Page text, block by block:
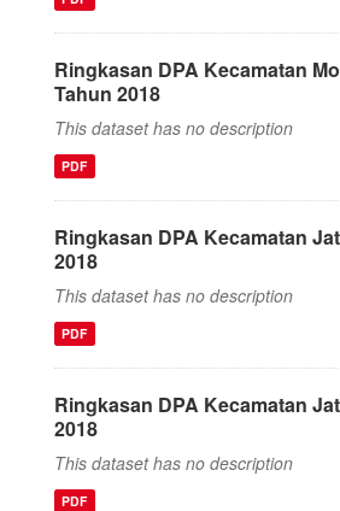
Ringkasan DPA Kecamatan
Tahun 2018
This dataset has no description
PDF
Ringkasan DPA Kecamatan
2018
This dataset has no description
PDF
Ringkasan DPA Kecamatan
2018
This dataset has no description
PDF